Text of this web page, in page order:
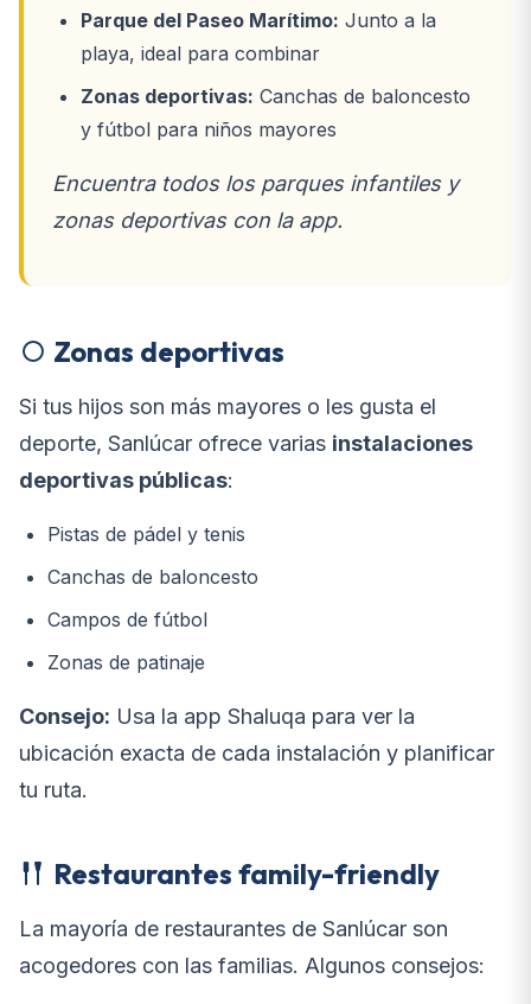
Parque del Paseo Marítimo: Junto a la
playa, ideal para combinar
Zonas deportivas: Canchas de baloncesto
y fútbol para niños mayores
Encuentra todos los parques infantiles y
zonas deportivas con la app.
Zonas deportivas
Si tus hijos son más mayores o les gusta el
deporte, Sanlúcar ofrece varias instalaciones
deportivas públicas:
Pistas de pádel y tenis
Canchas de baloncesto
Campos de fútbol
Zonas de patinaje
Consejo: Usa la app Shaluqa para ver la
ubicación exacta de cada instalación y planificar
tu ruta.
Restaurantes family-friendly
La mayoría de restaurantes de Sanlúcar son
acogedores con las familias. Algunos consejos: